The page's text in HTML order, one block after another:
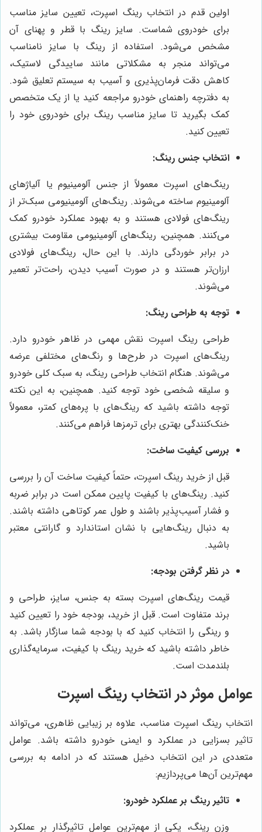
اولین قدم در انتخاب رینگ اسپرت، تعیین سایز مناسب
برای خودروی شماست. سایز رینگ با قطر و پهنای آن
مشخص می‌شود. استفاده از رینگ با سایز نامناسب
می‌تواند منجر به مشکلاتی مانند ساییدگی لاستیک،
کاهش دقت فرمان‌پذیری و آسیب به سیستم تعلیق شود.
به دفترچه راهنمای خودرو مراجعه کنید یا از یک متخصص
کمک بگیرید تا سایز مناسب رینگ برای خودروی خود را
تعیین کنید.
انتخاب جنس رینگ:
رینگ‌های اسپرت معمولاً از جنس آلومینیوم یا آلیاژهای
آلومینیوم ساخته می‌شوند. رینگ‌های آلومینیومی سبک‌تر از
رینگ‌های فولادی هستند و به بهبود عملکرد خودرو کمک
می‌کنند. همچنین، رینگ‌های آلومینیومی مقاومت بیشتری
در برابر خوردگی دارند. با این حال، رینگ‌های فولادی
ارزان‌تر هستند و در صورت آسیب دیدن، راحت‌تر تعمیر
می‌شوند.
توجه به طراحی رینگ:
طراحی رینگ اسپرت نقش مهمی در ظاهر خودرو دارد.
رینگ‌های اسپرت در طرح‌ها و رنگ‌های مختلفی عرضه
می‌شوند. هنگام انتخاب طراحی رینگ، به سبک کلی خودرو
و سلیقه شخصی خود توجه کنید. همچنین، به این نکته
توجه داشته باشید که رینگ‌های با پره‌های کمتر، معمولاً
خنک‌کنندگی بهتری برای ترمزها فراهم می‌کنند.
بررسی کیفیت ساخت:
قبل از خرید رینگ اسپرت، حتماً کیفیت ساخت آن را بررسی
کنید. رینگ‌های با کیفیت پایین ممکن است در برابر ضربه
و فشار آسیب‌پذیر باشند و طول عمر کوتاهی داشته باشند.
به دنبال رینگ‌هایی با نشان استاندارد و گارانتی معتبر
باشید.
در نظر گرفتن بودجه:
قیمت رینگ‌های اسپرت بسته به جنس، سایز، طراحی و
برند متفاوت است. قبل از خرید، بودجه خود را تعیین کنید
و رینگی را انتخاب کنید که با بودجه شما سازگار باشد. به
خاطر داشته باشید که خرید رینگ با کیفیت، سرمایه‌گذاری
بلندمدت است.
عوامل موثر در انتخاب رینگ اسپرت
انتخاب رینگ اسپرت مناسب، علاوه بر زیبایی ظاهری، می‌تواند
تاثیر بسزایی در عملکرد و ایمنی خودرو داشته باشد. عوامل
متعددی در این انتخاب دخیل هستند که در ادامه به بررسی
مهم‌ترین آن‌ها می‌پردازیم:
تاثیر رینگ بر عملکرد خودرو:
وزن رینگ، یکی از مهم‌ترین عوامل تاثیرگذار بر عملکرد